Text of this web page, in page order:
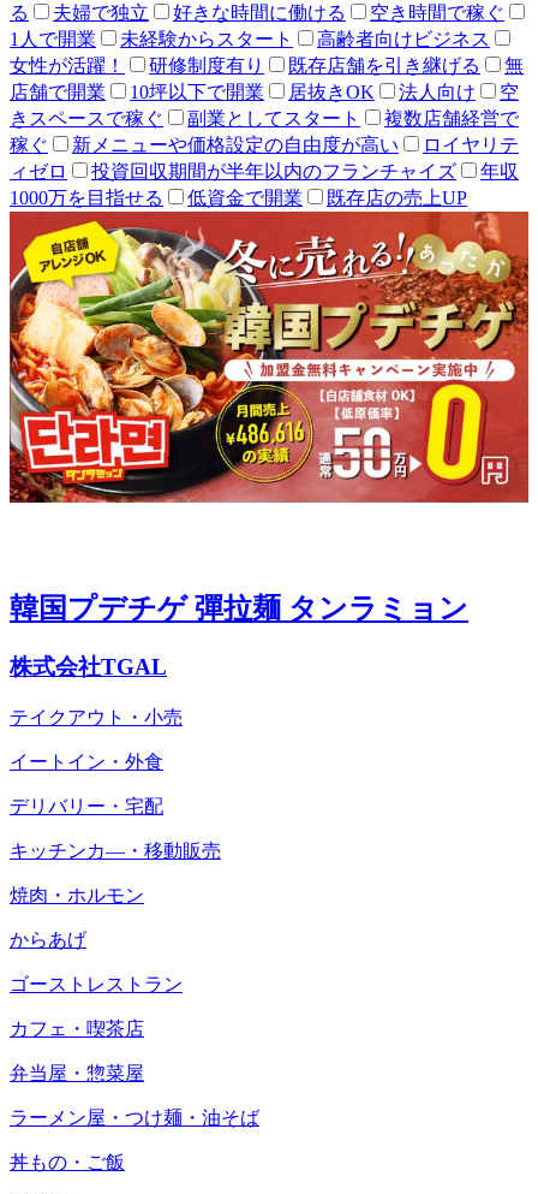
る
夫婦で独立 好きな時間に働ける
空き時間で稼ぐ
1人で開業
未経験からスタート
高齢者向けビジネス
女性が活躍！
研修制度有り 既存店舗を引き継げる
無
店舗で開業
10坪以下で開業 居抜きOK 法人向け
空
きスペースで稼ぐ
副業としてスタート
複数店舗経営で
稼ぐ
新メニューや価格設定の自由度が高い
ロイヤリテ
ィゼロ
投資回収期間が半年以内のフランチャイズ
年収
1000万を目指せる
低資金で開業 既存店の売上UP
韓国プデチゲ 彈拉麺 タンラミョン
株式会社TGAL
テイクアウト・小売
イートイン・外食
デリバリー・宅配
キッチンカ―・移動販売
焼肉・ホルモン
からあげ
ゴーストレストラン
カフェ・喫茶店
弁当屋・惣菜屋
ラーメン屋・つけ麺・油そば
丼もの・ご飯